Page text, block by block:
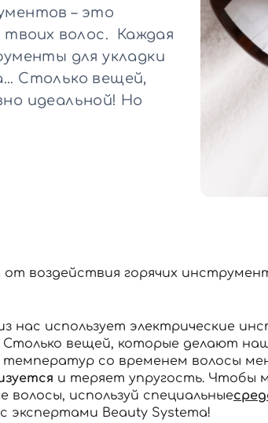
СПФ защита для детей
Для зоны век
– это
твоих волос. Каждая
для укладки
Столько вещей,
идеальной! Но
воздействия горячих
нас использует электрические
Столько вещей, которые делают
температур со временем волосы
и теряет упругость. Чтобы
волосы, используй специальные
экспертами Beauty Systema!